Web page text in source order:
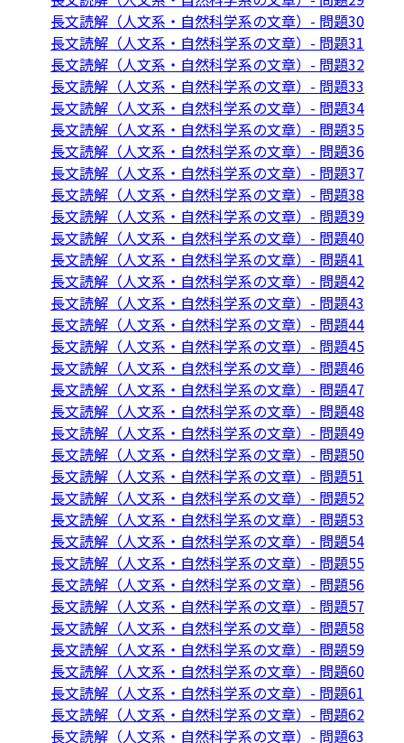
長文読解（人文系・自然科学系の文章）- 問題30
長文読解（人文系・自然科学系の文章）- 問題31
長文読解（人文系・自然科学系の文章）- 問題32
長文読解（人文系・自然科学系の文章）- 問題33
長文読解（人文系・自然科学系の文章）- 問題34
長文読解（人文系・自然科学系の文章）- 問題35
長文読解（人文系・自然科学系の文章）- 問題36
長文読解（人文系・自然科学系の文章）- 問題37
長文読解（人文系・自然科学系の文章）- 問題38
長文読解（人文系・自然科学系の文章）- 問題39
長文読解（人文系・自然科学系の文章）- 問題40
長文読解（人文系・自然科学系の文章）- 問題41
長文読解（人文系・自然科学系の文章）- 問題42
長文読解（人文系・自然科学系の文章）- 問題43
長文読解（人文系・自然科学系の文章）- 問題44
長文読解（人文系・自然科学系の文章）- 問題45
長文読解（人文系・自然科学系の文章）- 問題46
長文読解（人文系・自然科学系の文章）- 問題47
長文読解（人文系・自然科学系の文章）- 問題48
長文読解（人文系・自然科学系の文章）- 問題49
長文読解（人文系・自然科学系の文章）- 問題50
長文読解（人文系・自然科学系の文章）- 問題51
長文読解（人文系・自然科学系の文章）- 問題52
長文読解（人文系・自然科学系の文章）- 問題53
長文読解（人文系・自然科学系の文章）- 問題54
長文読解（人文系・自然科学系の文章）- 問題55
長文読解（人文系・自然科学系の文章）- 問題56
長文読解（人文系・自然科学系の文章）- 問題57
長文読解（人文系・自然科学系の文章）- 問題58
長文読解（人文系・自然科学系の文章）- 問題59
長文読解（人文系・自然科学系の文章）- 問題60
長文読解（人文系・自然科学系の文章）- 問題61
長文読解（人文系・自然科学系の文章）- 問題62
長文読解（人文系・自然科学系の文章）- 問題63